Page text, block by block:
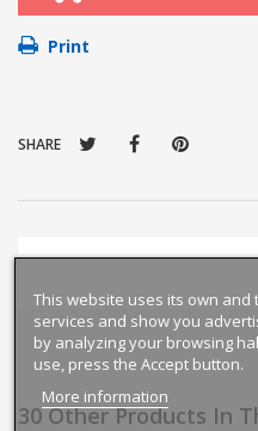
Print
SHARE
30 Other Products In
This website uses its own
services and show you
by analyzing your browsing
use, press the Accept button.
More information